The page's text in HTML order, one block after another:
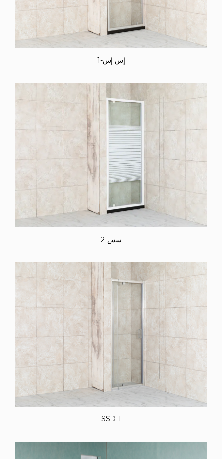
إس إس-1
سس-2
SSD-1